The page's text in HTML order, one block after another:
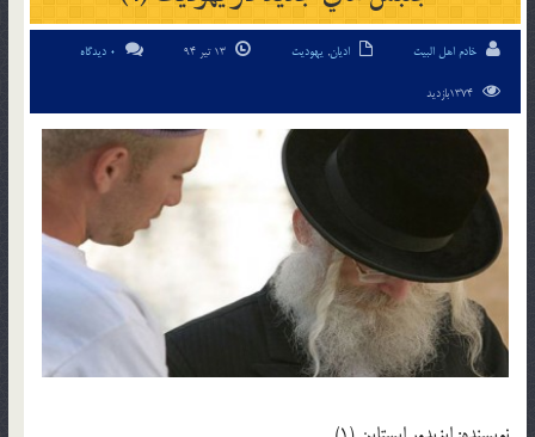
خادم اهل البیت ادیان, یهودیت 0 دیدگاه